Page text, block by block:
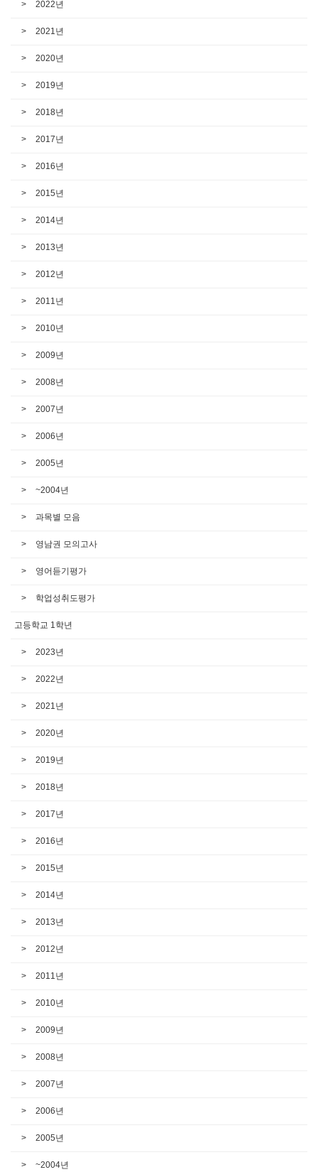
2022년
2021년
2020년
2019년
2018년
2017년
2016년
2015년
2014년
2013년
2012년
2011년
2010년
2009년
2008년
2007년
2006년
2005년
~2004년
과목별 모음
영남권 모의고사
영어듣기평가
학업성취도평가
고등학교 1학년
2023년
2022년
2021년
2020년
2019년
2018년
2017년
2016년
2015년
2014년
2013년
2012년
2011년
2010년
2009년
2008년
2007년
2006년
2005년
~2004년